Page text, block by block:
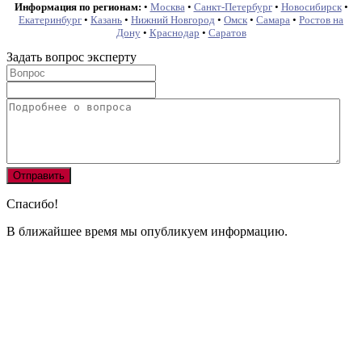
Информация по регионам: • Москва• Санкт-Петербург• Новосибирск•
Екатеринбург • Казань • Нижний Новгород • Омск • Самара • Ростов на
Дону• Краснодар • Саратов
Задать вопрос эксперту
Спасибо!
В ближайшее время мы опубликуем информацию.